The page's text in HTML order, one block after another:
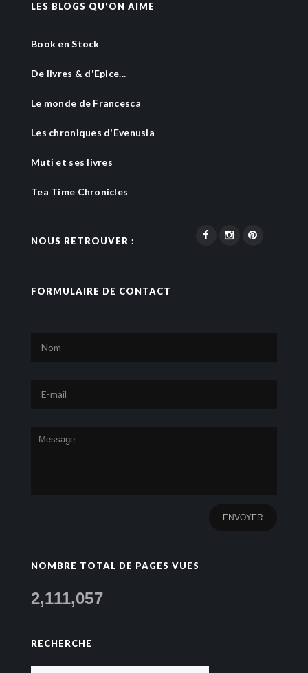
LES BLOGS QU'ON AIME
Book en Stock
De livres & d'Epice...
Le monde de Francesca
Les chroniques d'Evenusia
Muti et ses livres
Tea Time Chronicles
NOUS RETROUVER :
FORMULAIRE DE CONTACT
NOMBRE TOTAL DE PAGES VUES
2,111,057
RECHERCHE